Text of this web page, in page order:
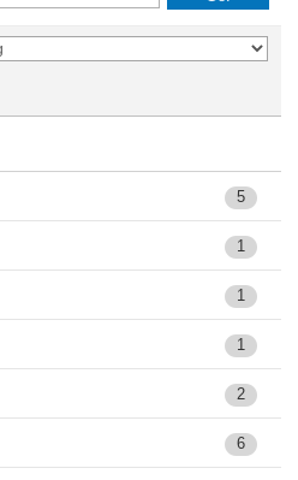
5
1
1
1
2
6